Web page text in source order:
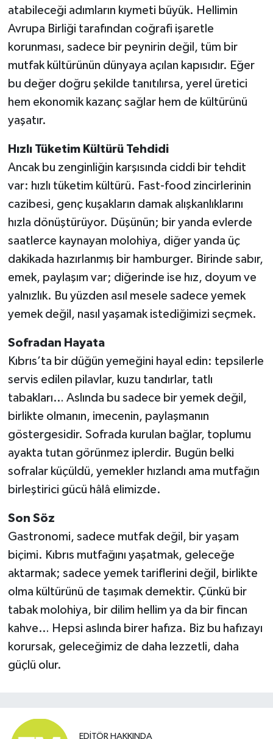
atabileceği adımların kıymeti büyük. Hellimin
Avrupa Birliği tarafından coğrafi işaretle
korunması, sadece bir peynirin değil, tüm bir
mutfak kültürünün dünyaya açılan kapısıdır. Eğer
bu değer doğru şekilde tanıtılırsa, yerel üretici
hem ekonomik kazanç sağlar hem de kültürünü
yaşatır.
Hızlı Tüketim Kültürü Tehdidi
Ancak bu zenginliğin karşısında ciddi bir tehdit
var: hızlı tüketim kültürü. Fast-food zincirlerinin
cazibesi, genç kuşakların damak alışkanlıklarını
hızla dönüştürüyor. Düşünün; bir yanda evlerde
saatlerce kaynayan molohiya, diğer yanda üç
dakikada hazırlanmış bir hamburger. Birinde sabır,
emek, paylaşım var; diğerinde ise hız, doyum ve
yalnızlık. Bu yüzden asıl mesele sadece yemek
yemek değil, nasıl yaşamak istediğimizi seçmek.
Sofradan Hayata
Kıbrıs’ta bir düğün yemeğini hayal edin: tepsilerle
servis edilen pilavlar, kuzu tandırlar, tatlı
tabakları… Aslında bu sadece bir yemek değil,
birlikte olmanın, imecenin, paylaşmanın
göstergesidir. Sofrada kurulan bağlar, toplumu
ayakta tutan görünmez iplerdir. Bugün belki
sofralar küçüldü, yemekler hızlandı ama mutfağın
birleştirici gücü hâlâ elimizde.
Son Söz
Gastronomi, sadece mutfak değil, bir yaşam
biçimi. Kıbrıs mutfağını yaşatmak, geleceğe
aktarmak; sadece yemek tariflerini değil, birlikte
olma kültürünü de taşımak demektir. Çünkü bir
tabak molohiya, bir dilim hellim ya da bir fincan
kahve… Hepsi aslında birer hafıza. Biz bu hafızayı
korursak, geleceğimiz de daha lezzetli, daha
güçlü olur.
EDITÖR HAKKINDA